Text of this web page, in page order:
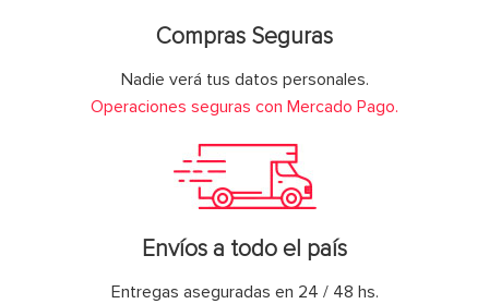
Compras Seguras
Nadie verá tus datos personales.
Operaciones seguras con Mercado Pago.
Envíos a todo el país
Entregas aseguradas en 24 / 48 hs.